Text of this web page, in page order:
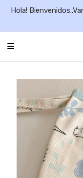
Hola!